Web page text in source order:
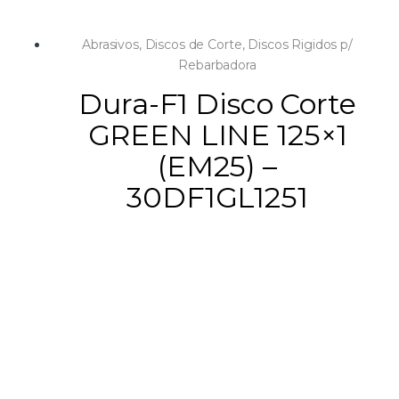
Abrasivos, Discos de Corte, Discos Rigidos p/
Rebarbadora
Dura-F1 Disco Corte
GREEN LINE 125×1
(EM25) –
30DF1GL1251